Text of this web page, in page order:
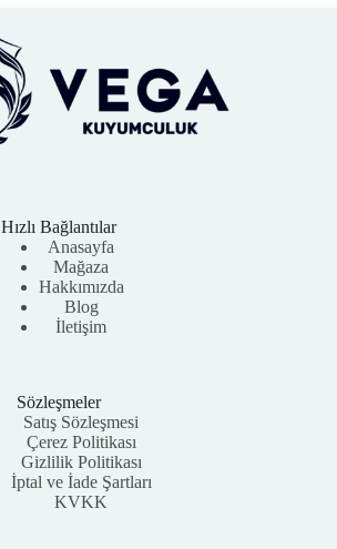
Hızlı Bağlantılar
Anasayfa
Mağaza
Hakkımızda
Blog
İletişim
Sözleşmeler
Satış Sözleşmesi
Çerez Politikası
Gizlilik Politikası
İptal ve İade Şartları
KVKK